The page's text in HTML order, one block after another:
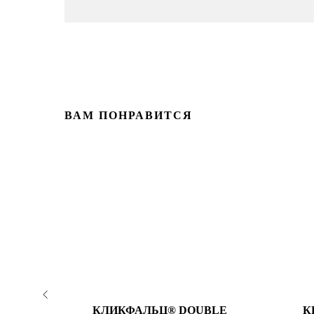
ВАМ ПОНРАВИТСЯ
КЛИКФАЛЬЦ® DОUBLЕ